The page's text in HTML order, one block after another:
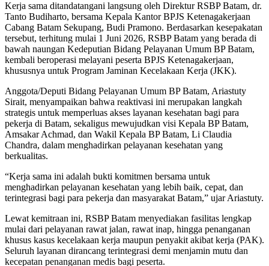
Kerja sama ditandatangani langsung oleh Direktur RSBP Batam, dr.
Tanto Budiharto, bersama Kepala Kantor BPJS Ketenagakerjaan
Cabang Batam Sekupang, Budi Pramono. Berdasarkan kesepakatan
tersebut, terhitung mulai 1 Juni 2026, RSBP Batam yang berada di
bawah naungan Kedeputian Bidang Pelayanan Umum BP Batam,
kembali beroperasi melayani peserta BPJS Ketenagakerjaan,
khususnya untuk Program Jaminan Kecelakaan Kerja (JKK).
Anggota/Deputi Bidang Pelayanan Umum BP Batam, Ariastuty
Sirait, menyampaikan bahwa reaktivasi ini merupakan langkah
strategis untuk memperluas akses layanan kesehatan bagi para
pekerja di Batam, sekaligus mewujudkan visi Kepala BP Batam,
Amsakar Achmad, dan Wakil Kepala BP Batam, Li Claudia
Chandra, dalam menghadirkan pelayanan kesehatan yang
berkualitas.
“Kerja sama ini adalah bukti komitmen bersama untuk
menghadirkan pelayanan kesehatan yang lebih baik, cepat, dan
terintegrasi bagi para pekerja dan masyarakat Batam,” ujar Ariastuty.
Lewat kemitraan ini, RSBP Batam menyediakan fasilitas lengkap
mulai dari pelayanan rawat jalan, rawat inap, hingga penanganan
khusus kasus kecelakaan kerja maupun penyakit akibat kerja (PAK).
Seluruh layanan dirancang terintegrasi demi menjamin mutu dan
kecepatan penanganan medis bagi peserta.